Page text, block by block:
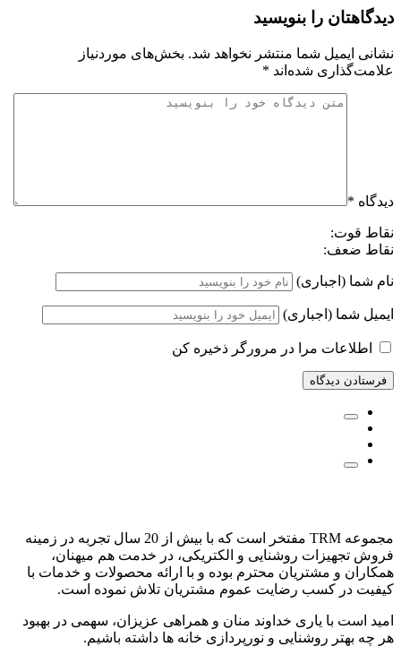
دیدگاهتان را بنویسید
نشانی ایمیل شما منتشر نخواهد شد. بخش‌های موردنیاز
علامت‌گذاری شده‌اند *
دیدگاه *
نقاط قوت:
نقاط ضعف:
نام شما (اجباری)
ایمیل شما (اجباری)
اطلاعات مرا در مرورگر ذخیره کن
مجموعه TRM مفتخر است که با بیش از 20 سال تجربه در زمینه
فروش تجهیزات روشنایی و الکتریکی، در خدمت هم میهنان،
همکاران و مشتریان محترم بوده و با ارائه محصولات و خدمات با
کیفیت در کسب رضایت عموم مشتریان تلاش نموده است.
امید است با یاری خداوند منان و همراهی عزیزان، سهمی در بهبود
هر چه بهتر روشنایی و نورپردازی خانه ها داشته باشیم.